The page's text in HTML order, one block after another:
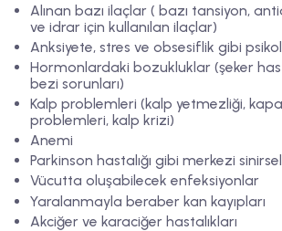
Alınan bazı ilaçlar ( bazı tansiyon,
ve idrar için kullanılan ilaçlar)
Anksiyete, stres ve obsesiflik gibi
Hormonlardaki bozukluklar (şeker
bezi sorunları)
Kalp problemleri (kalp yetmezliği,
problemleri, kalp krizi)
Anemi
Parkinson hastalığı gibi merkezi
Vücutta oluşabilecek enfeksiyonlar
Yaralanmayla beraber kan kayıpları
Akciğer ve karaciğer hastalıkları